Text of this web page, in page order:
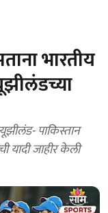
भारतीय
पाकिस्तान
यादी जाहीर केली